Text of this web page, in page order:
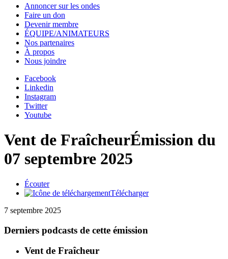
Annoncer sur les ondes
Faire un don
Devenir membre
ÉQUIPE/ANIMATEURS
Nos partenaires
À propos
Nous joindre
Facebook
Linkedin
Instagram
Twitter
Youtube
Vent de FraîcheurÉmission du
07 septembre 2025
Écouter
Télécharger
7 septembre 2025
Derniers podcasts de cette émission
Vent de Fraîcheur